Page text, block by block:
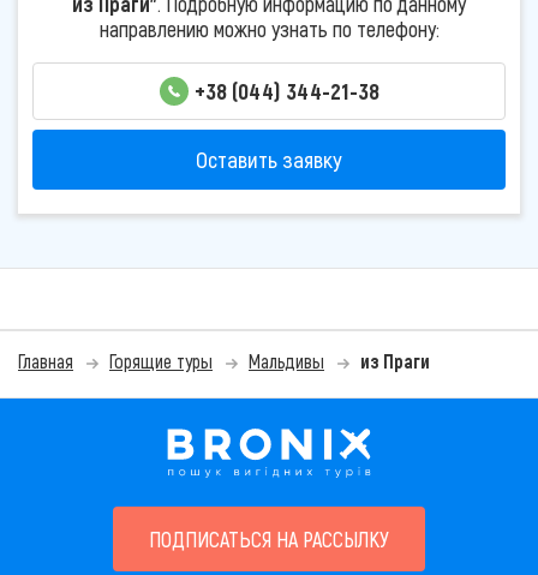
направлению можно узнать по телефону:
+38 (044) 344-21-38
Оставить заявку
Главная Горящие туры Мальдивы из Праги
ПОДПИСАТЬСЯ НА РАССЫЛКУ